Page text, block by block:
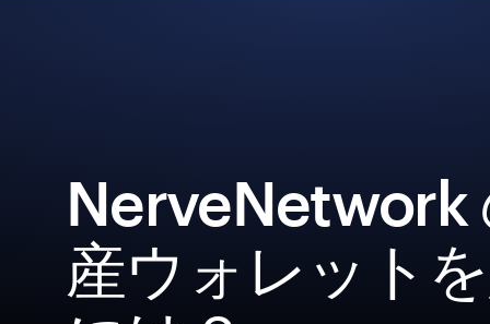
NerveNetwork
産ウォレット